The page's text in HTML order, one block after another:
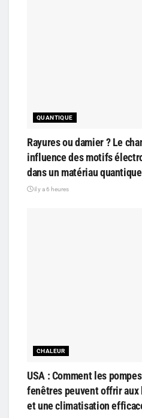
QUANTIQUE
Rayures ou damier ? Le
influence des motifs
dans un matériau
il y a 6 heures
CHALEUR
USA : Comment les
fenêtres peuvent offrir aux
et une climatisation